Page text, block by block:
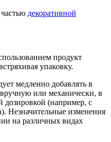
декоративной
продукт
упаковку.
медленно добавлять в
или механически, в
дозировкой (например, с
Незначительные изменения
на различных видах